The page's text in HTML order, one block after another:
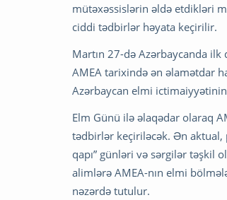
mütəxəssislərin əldə etdikləri
ciddi tədbirlər həyata keçirilir.
Martın 27-də Azərbaycanda
AMEA tarixində ən əlamətdar
Azərbaycan elmi
Elm Günü ilə əlaqədar olaraq
tədbirlər keçiriləcək. Ən aktual,
qapı” günləri və sərgilər təşkil
alimlərə AMEA-nın elmi
nəzərdə tutulur.